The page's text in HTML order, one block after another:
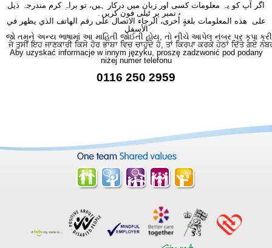
اگر آپ کو یہ معلومات کسی اور زبان میں درکار ہیں، تو براہِ کرم مندرجہ ذیل
نمبر پر ٹیلی فون کریں۔
على هذه المعلومات بلغةٍ أُخرى، الرجاء الاتصال على رقم الهاتف الذي يظهر في
الأسفل
જો તમને અન્ય ભાષામાં આ માહિતી જોઈતી હોય, તો નીચે આપેલ નંબર પર કૃપા કરી
ਜੇ ਤੁਸੀਂ ਇਹ ਜਾਣਕਾਰੀ ਕਿਸੇ ਹੋਰ ਭਾਸ਼ਾ ਵਿਚ ਚਾਹੁੰਦੇ ਹੋ, ਤਾਂ ਕਿਰਪਾ ਕਰਕੇ ਹੇਠਾਂ ਦਿੱਤੇ ਗਏ
Aby uzyskać informacje w innym języku, proszę zadzwonić pod podany
niżej numer telefonu
0116 250 2959